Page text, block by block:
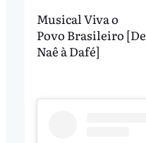
Musical Viva o
Povo Brasileiro [De
Naê à Dafé]